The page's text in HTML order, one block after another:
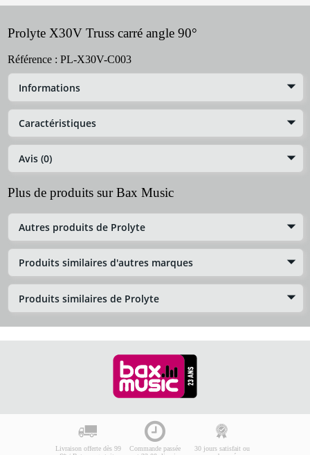
Prolyte X30V Truss carré angle 90°
Référence : PL-X30V-C003
Informations
Caractéristiques
Avis (0)
Plus de produits sur Bax Music
Autres produits de Prolyte
Produits similaires d'autres marques
Produits similaires de Prolyte
Livraison offerte dès 99
Commande passée
30 jours satisfait ou